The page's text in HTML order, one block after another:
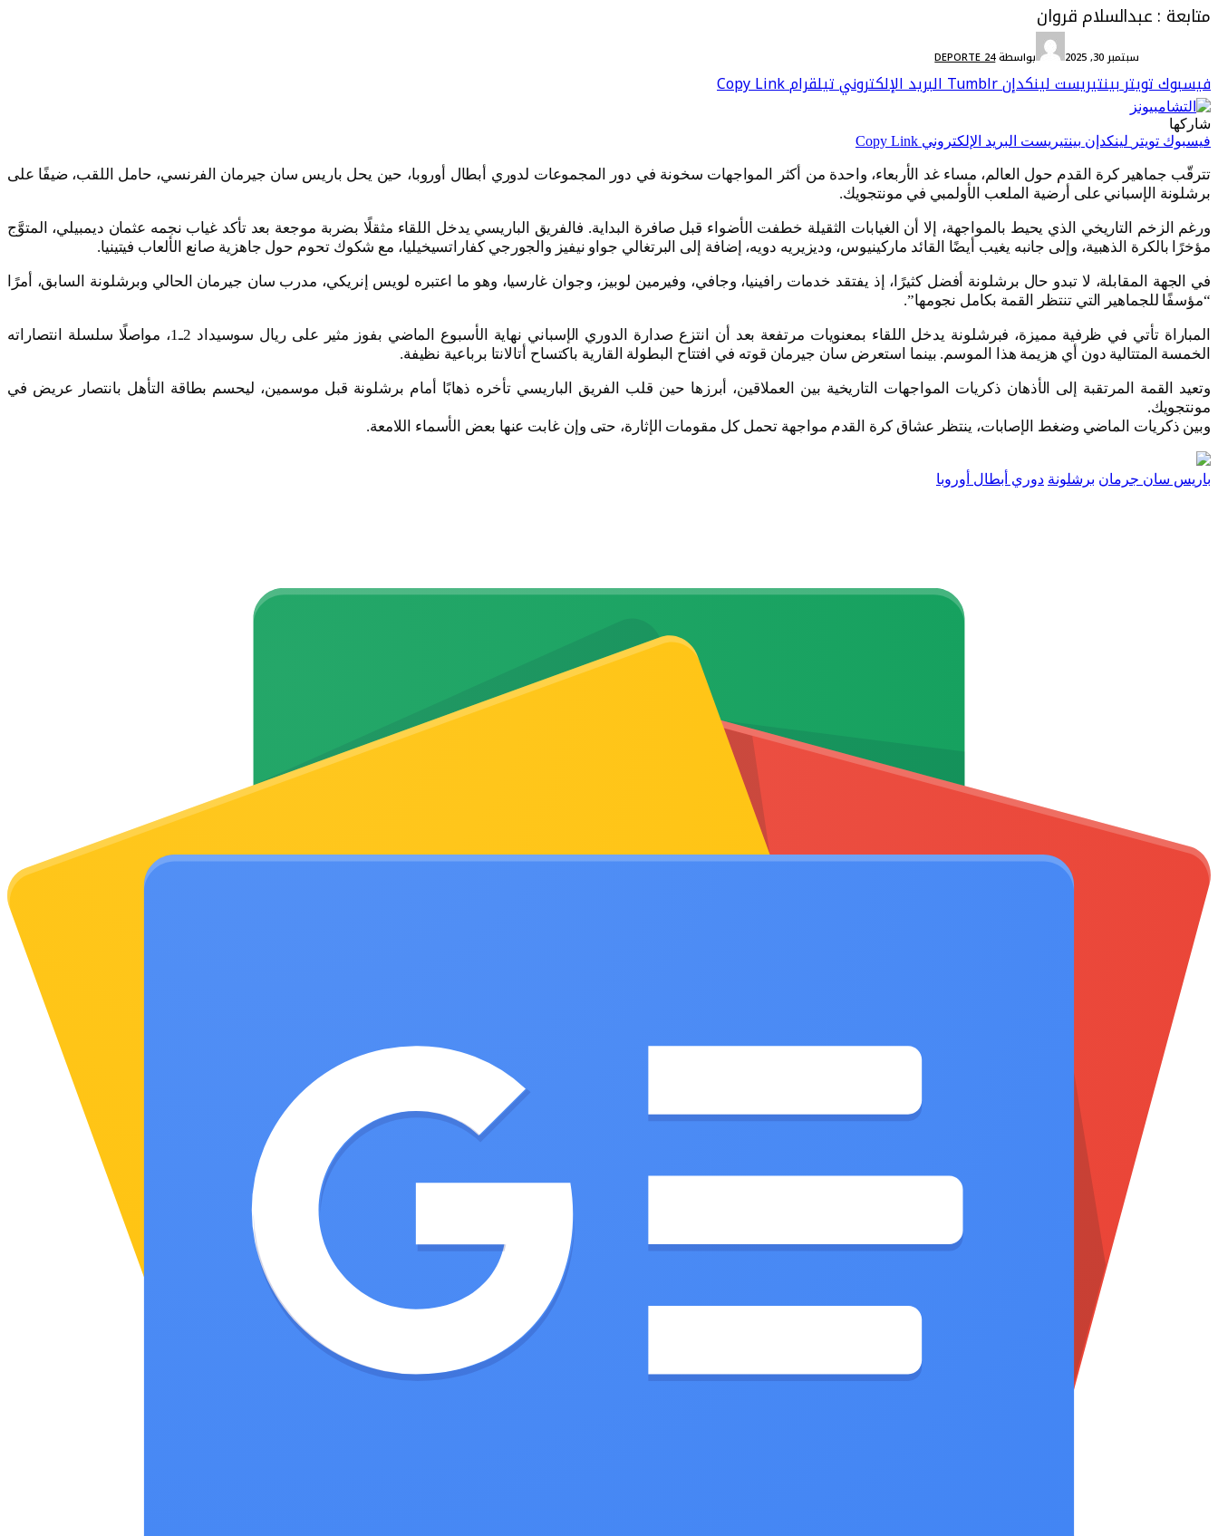
متابعة : عبدالسلام قروان
سبتمبر 30, 2025 بواسطةDEPORTE 24
فيسبوكتويتربينتيريستلينكدإنTumblrالبريد الإلكترونيتيلقرامCopy Link
شاركها
فيسبوك تويتر لينكدإن بينتيريست البريد الإلكتروني Copy Link
تترقّب جماهير كرة القدم حول العالم، مساء غد الأربعاء، واحدة من أكثر المواجهات سخونة في دور المجموعات لدوري أبطال أوروبا، حين يحل باريس سان جيرمان الفرنسي، حامل اللقب، ضيفًا على
برشلونة الإسباني على أرضية الملعب الأولمبي في مونتجويك.
ورغم الزخم التاريخي الذي يحيط بالمواجهة، إلا أن الغيابات الثقيلة خطفت الأضواء قبل صافرة البداية. فالفريق الباريسي يدخل اللقاء مثقلًا بضربة موجعة بعد تأكد غياب نجمه عثمان ديمبيلي، المتوَّج
مؤخرًا بالكرة الذهبية، وإلى جانبه يغيب أيضًا القائد ماركينيوس، وديزيريه دويه، إضافة إلى البرتغالي جواو نيفيز والجورجي كفاراتسيخيليا، مع شكوك تحوم حول جاهزية صانع الألعاب فيتينيا.
في الجهة المقابلة، لا تبدو حال برشلونة أفضل كثيرًا، إذ يفتقد خدمات رافينيا، وجافي، وفيرمين لوبيز، وجوان غارسيا، وهو ما اعتبره لويس إنريكي، مدرب سان جيرمان الحالي وبرشلونة السابق، أمرًا
“مؤسفًا للجماهير التي تنتظر القمة بكامل نجومها”.
المباراة تأتي في ظرفية مميزة، فبرشلونة يدخل اللقاء بمعنويات مرتفعة بعد أن انتزع صدارة الدوري الإسباني نهاية الأسبوع الماضي بفوز مثير على ريال سوسيداد 2ـ1، مواصلًا سلسلة انتصاراته
الخمسة المتتالية دون أي هزيمة هذا الموسم. بينما استعرض سان جيرمان قوته في افتتاح البطولة القارية باكتساح أتالانتا برباعية نظيفة.
وتعيد القمة المرتقبة إلى الأذهان ذكريات المواجهات التاريخية بين العملاقين، أبرزها حين قلب الفريق الباريسي تأخره ذهابًا أمام برشلونة قبل موسمين، ليحسم بطاقة التأهل بانتصار عريض في
مونتجويك.
وبين ذكريات الماضي وضغط الإصابات، ينتظر عشاق كرة القدم مواجهة تحمل كل مقومات الإثارة، حتى وإن غابت عنها بعض الأسماء اللامعة.
باريس سان جرمان برشلونة دوري أبطال أوروبا